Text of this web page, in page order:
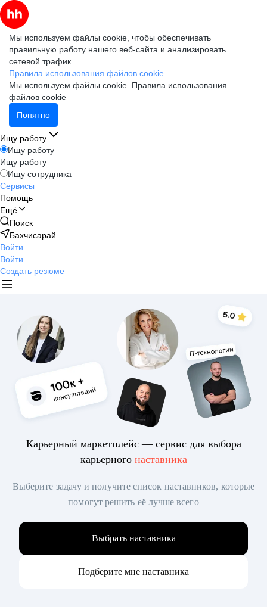
Мы используем файлы cookie, чтобы обеспечивать
правильную работу нашего веб-сайта и анализировать
сетевой трафик.
Правила использования файлов cookie
Мы используем файлы cookie. Правила использования
файлов cookie
Понятно
Ищу работу
Ищу работу
Ищу работу
Ищу сотрудника
Сервисы
Помощь
Ещё
Поиск
Бахчисарай
Войти
Войти
Создать резюме
Карьерный маркетплейс — сервис для выбора
карьерного наставника
Выберите задачу и получите список наставников, которые
помогут решить её лучше всего
Выбрать наставника
Подберите мне наставника